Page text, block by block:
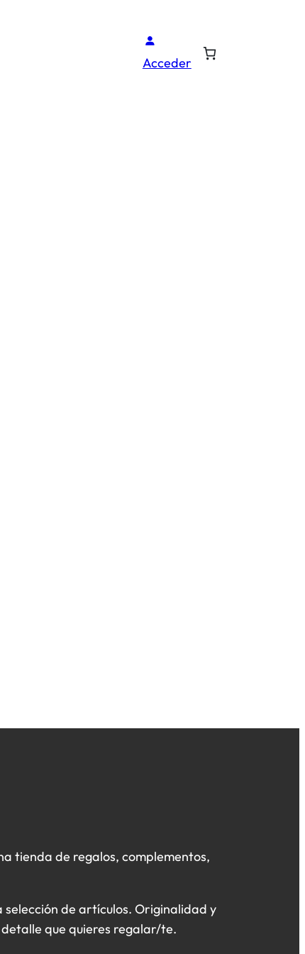
Acceder
tienda de regalos, complementos,
selección de artículos. Originalidad y
que quieres regalar/te.